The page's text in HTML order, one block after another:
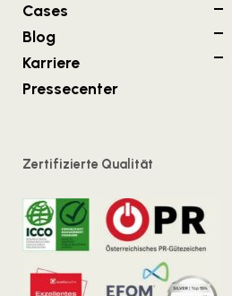
Cases
Blog
Karriere
Pressecenter
Zertifizierte Qualität